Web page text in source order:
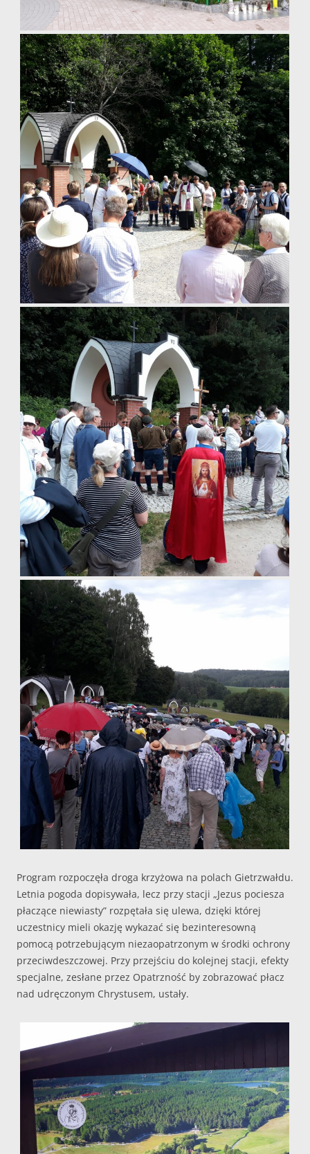
Program rozpoczęła droga krzyżowa na polach Gietrzwałdu.
Letnia pogoda dopisywała, lecz przy stacji „Jezus pociesza
płaczące niewiasty” rozpętała się ulewa, dzięki której
uczestnicy mieli okazję wykazać się bezinteresowną
pomocą potrzebującym niezaopatrzonym w środki ochrony
przeciwdeszczowej. Przy przejściu do kolejnej stacji, efekty
specjalne, zesłane przez Opatrzność by zobrazować płacz
nad udręczonym Chrystusem, ustały.